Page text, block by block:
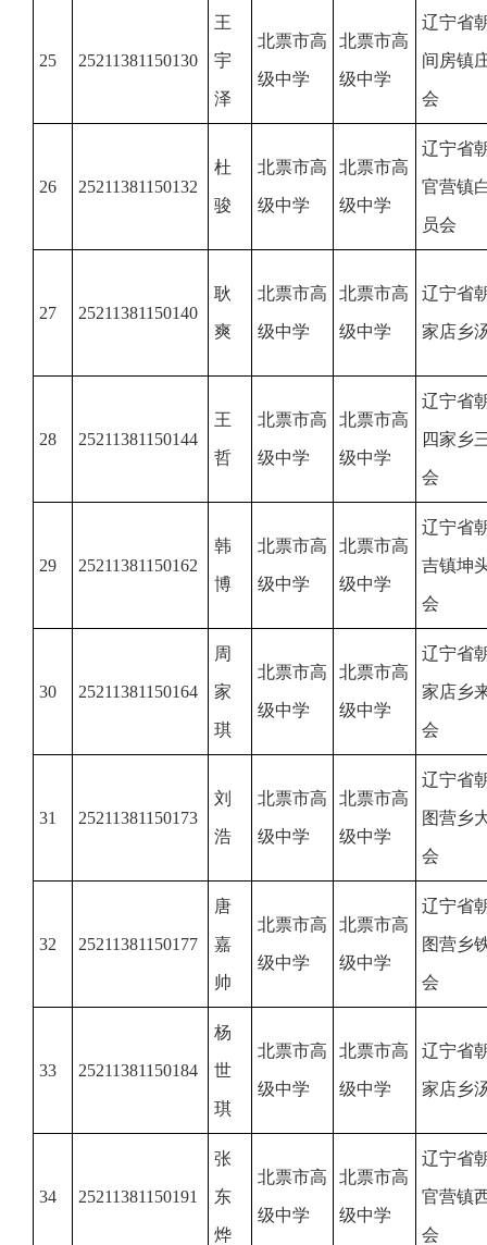
25 25211381150130
王
宇
泽
北票市高
级中学
北票市高
级中学
辽宁省
间房镇
会
26 25211381150132
杜
骏
北票市高
级中学
北票市高
级中学
辽宁省
官营镇
员会
27 25211381150140
耿
爽
北票市高
级中学
北票市高
级中学
辽宁省
家店乡
28 25211381150144
王
哲
北票市高
级中学
北票市高
级中学
辽宁省
四家乡
会
29 25211381150162
韩
博
北票市高
级中学
北票市高
级中学
辽宁省
吉镇坤
会
30 25211381150164
周
家
琪
北票市高
级中学
北票市高
级中学
辽宁省
家店乡
会
31 25211381150173
刘
浩
北票市高
级中学
北票市高
级中学
辽宁省
图营乡
会
32 25211381150177
唐
嘉
帅
北票市高
级中学
北票市高
级中学
辽宁省
图营乡
会
33 25211381150184
杨
世
琪
北票市高
级中学
北票市高
级中学
辽宁省
家店乡
34 25211381150191
张
东
烨
北票市高
级中学
北票市高
级中学
辽宁省
官营镇
会